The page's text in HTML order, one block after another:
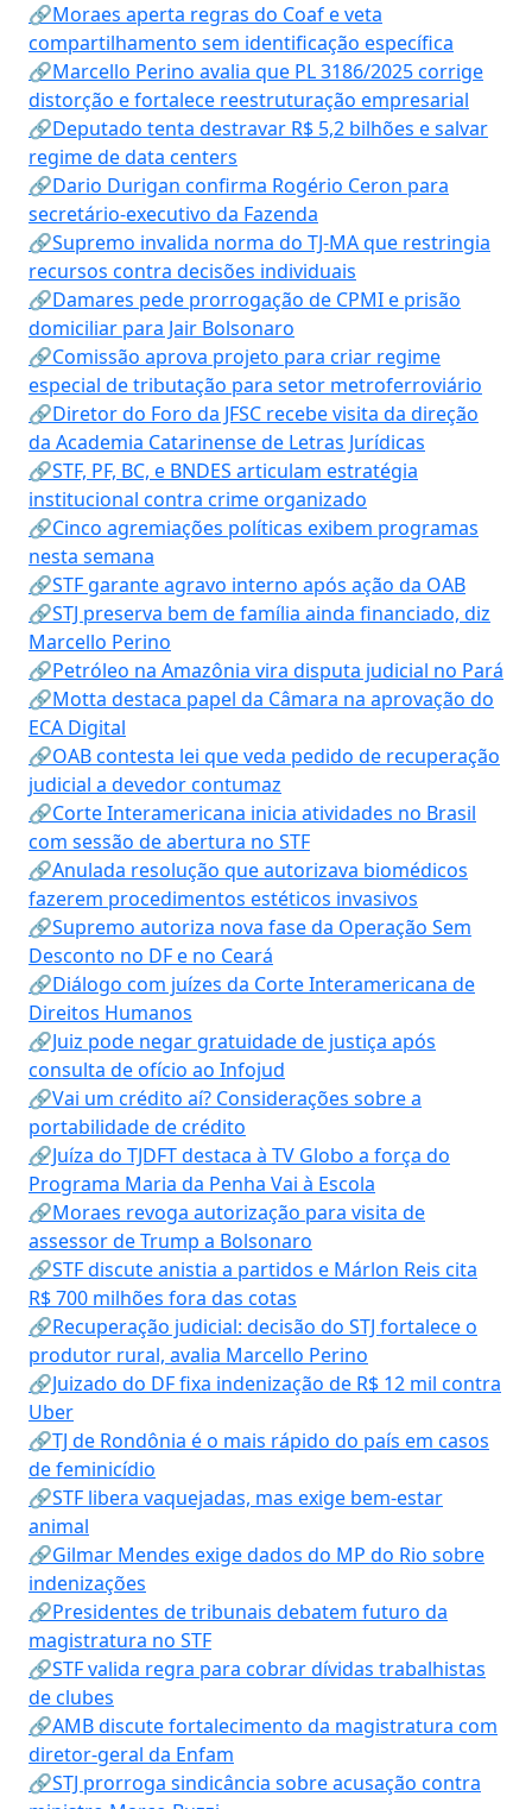
🔗Moraes aperta regras do Coaf e veta
compartilhamento sem identificação específica
🔗Marcello Perino avalia que PL 3186/2025 corrige
distorção e fortalece reestruturação empresarial
🔗Deputado tenta destravar R$ 5,2 bilhões e salvar
regime de data centers
🔗Dario Durigan confirma Rogério Ceron para
secretário-executivo da Fazenda
🔗Supremo invalida norma do TJ-MA que restringia
recursos contra decisões individuais
🔗Damares pede prorrogação de CPMI e prisão
domiciliar para Jair Bolsonaro
🔗Comissão aprova projeto para criar regime
especial de tributação para setor metroferroviário
🔗Diretor do Foro da JFSC recebe visita da direção
da Academia Catarinense de Letras Jurídicas
🔗STF, PF, BC, e BNDES articulam estratégia
institucional contra crime organizado
🔗Cinco agremiações políticas exibem programas
nesta semana
🔗STF garante agravo interno após ação da OAB
🔗STJ preserva bem de família ainda financiado, diz
Marcello Perino
🔗Petróleo na Amazônia vira disputa judicial no Pará
🔗Motta destaca papel da Câmara na aprovação do
ECA Digital
🔗OAB contesta lei que veda pedido de recuperação
judicial a devedor contumaz
🔗Corte Interamericana inicia atividades no Brasil
com sessão de abertura no STF
🔗Anulada resolução que autorizava biomédicos
fazerem procedimentos estéticos invasivos
🔗Supremo autoriza nova fase da Operação Sem
Desconto no DF e no Ceará
🔗Diálogo com juízes da Corte Interamericana de
Direitos Humanos
🔗Juiz pode negar gratuidade de justiça após
consulta de ofício ao Infojud
🔗Vai um crédito aí? Considerações sobre a
portabilidade de crédito
🔗Juíza do TJDFT destaca à TV Globo a força do
Programa Maria da Penha Vai à Escola
🔗Moraes revoga autorização para visita de
assessor de Trump a Bolsonaro
🔗STF discute anistia a partidos e Márlon Reis cita
R$ 700 milhões fora das cotas
🔗Recuperação judicial: decisão do STJ fortalece o
produtor rural, avalia Marcello Perino
🔗Juizado do DF fixa indenização de R$ 12 mil contra
Uber
🔗TJ de Rondônia é o mais rápido do país em casos
de feminicídio
🔗STF libera vaquejadas, mas exige bem-estar
animal
🔗Gilmar Mendes exige dados do MP do Rio sobre
indenizações
🔗Presidentes de tribunais debatem futuro da
magistratura no STF
🔗STF valida regra para cobrar dívidas trabalhistas
de clubes
🔗AMB discute fortalecimento da magistratura com
diretor-geral da Enfam
🔗STJ prorroga sindicância sobre acusação contra